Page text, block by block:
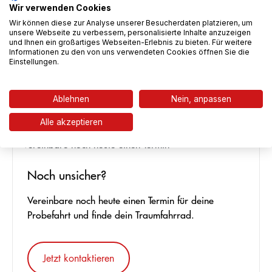
Farbeauswählen
black matt/pink
black matt/red
(Diese Option ist zurzeit nicht verfügbar.)
blue shiny/light blue
(Diese Option ist zurzeit nicht verfügbar.)
Rocker Pro
Regulärer Preis:
45,90 €*
Noch unsicher?
Vereinbare noch heute einen Termin für deine
Probefahrt und finde dein Traumfahrrad.
Jetzt kontaktieren
Wir verwenden Cookies
Wir können diese zur Analyse unserer Besucherdaten platzieren, um
unsere Webseite zu verbessern, personalisierte Inhalte anzuzeigen
und Ihnen ein großartiges Webseiten-Erlebnis zu bieten. Für weitere
Informationen zu den von uns verwendeten Cookies öffnen Sie die
Einstellungen.
Ablehnen Nein, anpassen
Alle akzeptieren